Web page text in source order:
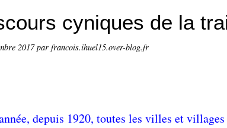
cyniques de la
2017par francois.ihuel15.over-blog.fr
depuis 1920, toutes les villes et villages